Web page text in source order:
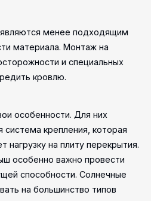
менее подходящим
материала. Монтаж на
и специальных
кровлю.
особенности. Для них
система крепления, которая
нагрузку на плиту перекрытия.
особенно важно провести
способности. Солнечные
на большинство типов